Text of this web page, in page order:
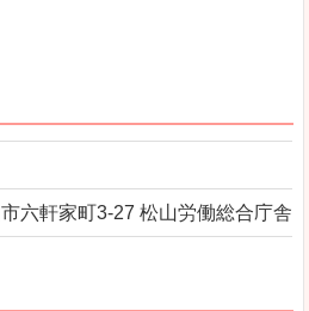
六軒家町3-27 松山労働総合庁舎